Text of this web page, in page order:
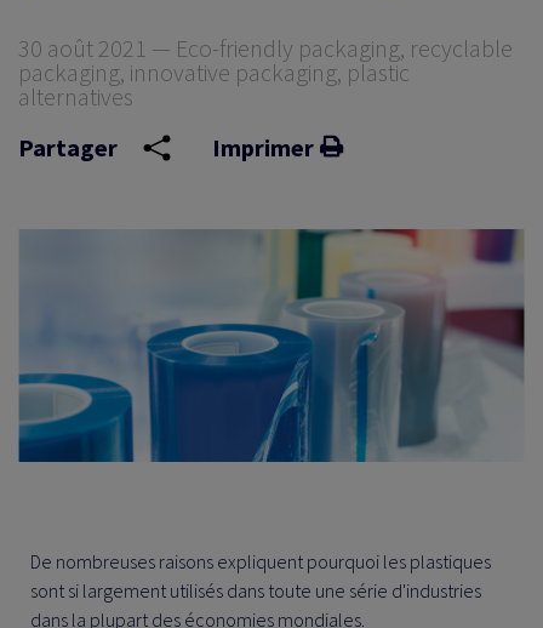
LES
30 août 2021 — Eco-friendly packaging, recyclable
packaging, innovative packaging, plastic
alternatives
Partager
Imprimer
De nombreuses raisons expliquent pourquoi les plastiques
sont si largement utilisés dans toute une série d'industries
dans la plupart des économies mondiales.